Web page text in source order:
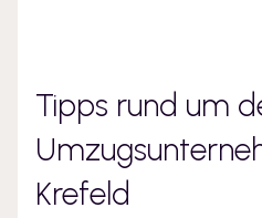
Tipps rund um
Krefeld